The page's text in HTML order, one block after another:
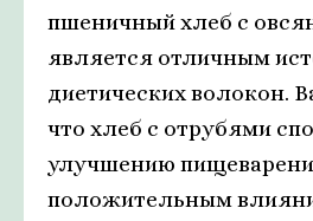
пшеничный хлеб с
является отличным
диетических волокон.
что хлеб с отрубями
улучшению
положительным